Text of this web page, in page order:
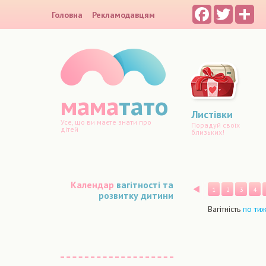
Головна Рекламодавцям FacebookTwitter
маматато
Усе, що ви маєте знати про
дітей
Листівки
Порадуй своїх
близьких!
Календар вагітності та
розвитку дитини
Назад
1 2 3 4
Вагітність по